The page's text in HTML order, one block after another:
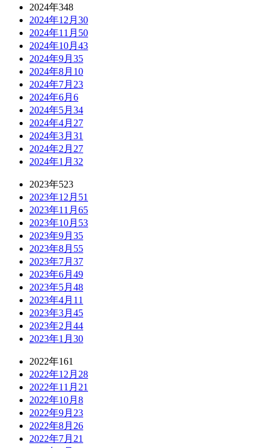
2024年348
2024年12月 30
2024年11月 50
2024年10月 43
2024年9月 35
2024年8月 10
2024年7月 23
2024年6月 6
2024年5月 34
2024年4月 27
2024年3月 31
2024年2月 27
2024年1月 32
2023年523
2023年12月 51
2023年11月 65
2023年10月 53
2023年9月 35
2023年8月 55
2023年7月 37
2023年6月 49
2023年5月 48
2023年4月 11
2023年3月 45
2023年2月 44
2023年1月 30
2022年161
2022年12月 28
2022年11月 21
2022年10月 8
2022年9月 23
2022年8月 26
2022年7月 21